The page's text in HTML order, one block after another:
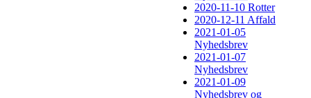
2020-11-10 Rotter
2020-12-11 Affald
2021-01-05
Nyhedsbrev
2021-01-07
Nyhedsbrev
2021-01-09
Nyhedsbrev og